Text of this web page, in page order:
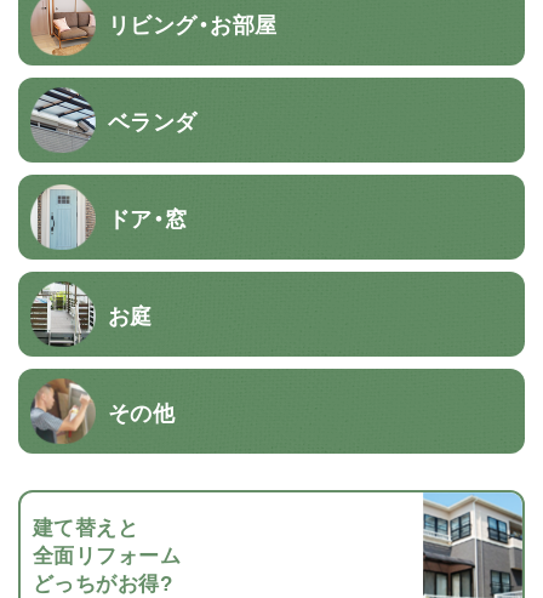
リビング・お部屋
ベランダ
ドア・窓
お庭
その他
建て替えと
全面リフォーム
どっちがお得?